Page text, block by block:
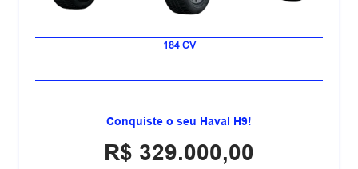
7 LUGARES
Conquiste o seu Haval H9!
R$ 329.000,00